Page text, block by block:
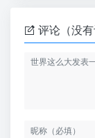
评论（没有